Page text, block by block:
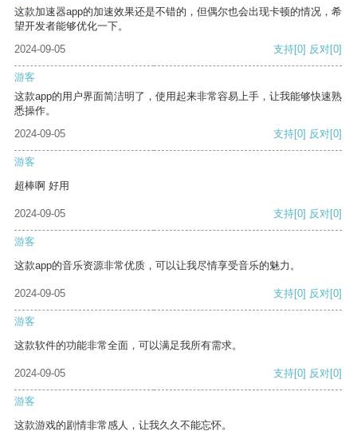
这款加速器app的加速效果还是不错的，但偶尔也会出现卡顿的情况，希
望开发者能够优化一下。
2024-09-05
支持[0] 反对[0]
游客
这款app的用户界面简洁明了，使用起来非常容易上手，让我能够快速熟
悉操作。
2024-09-05
支持[0] 反对[0]
游客
超棒啊 好用
2024-09-05 支持[0] 反对[0]
游客
这款app的音乐资源非常优质，可以让我尽情享受音乐的魅力。
2024-09-05 支持[0] 反对[0]
游客
这款软件的功能非常全面，可以满足我所有需求。
2024-09-05 支持[0] 反对[0]
游客
这款游戏的剧情非常感人，让我久久不能忘怀。